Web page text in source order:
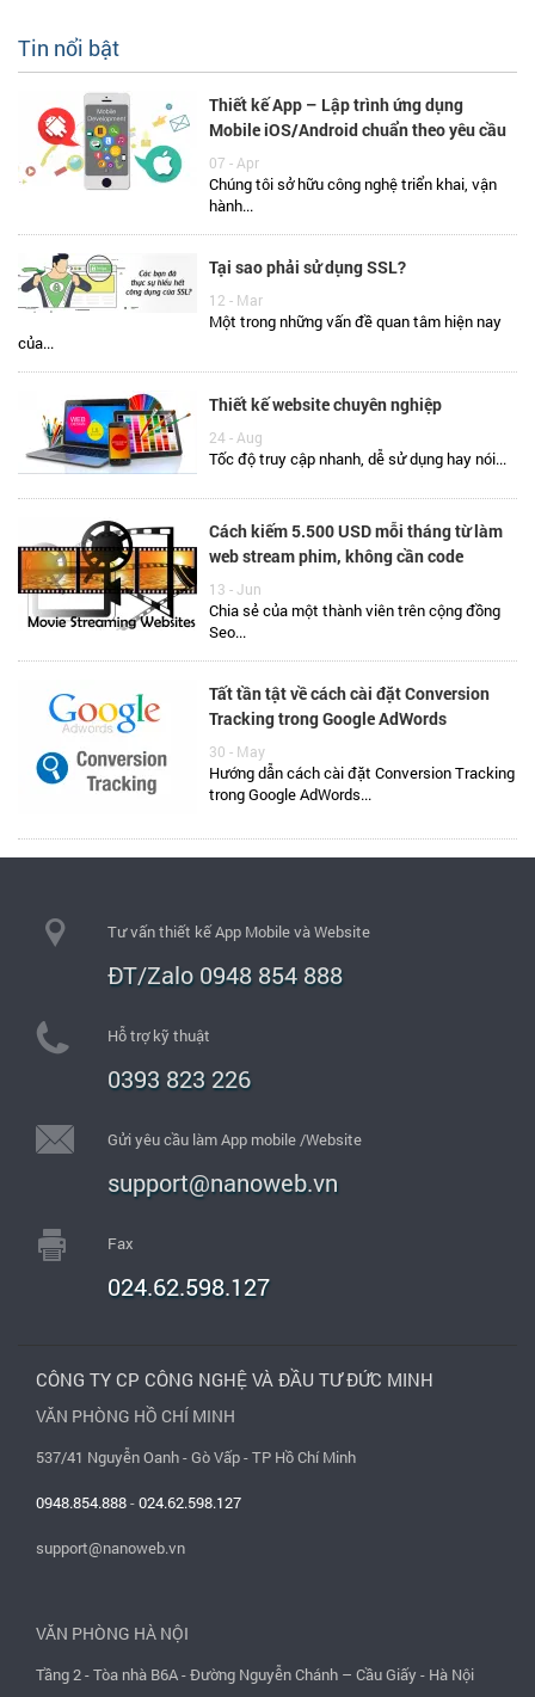
Tin nổi bật
Thiết kế App – Lập trình ứng dụng
Mobile iOS/Android chuẩn theo yêu cầu
07 - Apr
Chúng tôi sở hữu công nghệ triển khai, vận
hành...
Tại sao phải sử dụng SSL?
12 - Mar
Một trong những vấn đề quan tâm hiện nay
của...
Thiết kế website chuyên nghiệp
24 - Aug
Tốc độ truy cập nhanh, dễ sử dụng hay nói...
Cách kiếm 5.500 USD mỗi tháng từ làm
web stream phim, không cần code
13 - Jun
Chia sẻ của một thành viên trên cộng đồng
Seo...
Tất tần tật về cách cài đặt Conversion
Tracking trong Google AdWords
30 - May
Hướng dẫn cách cài đặt Conversion Tracking
trong Google AdWords...
Tư vấn thiết kế App Mobile và Website
ĐT/Zalo 0948 854 888
Hỗ trợ kỹ thuật
0393 823 226
Gửi yêu cầu làm App mobile /Website
support@nanoweb.vn
Fax
024.62.598.127
CÔNG TY CP CÔNG NGHỆ VÀ ĐẦU TƯ ĐỨC MINH
VĂN PHÒNG HỒ CHÍ MINH
537/41 Nguyễn Oanh - Gò Vấp - TP Hồ Chí Minh
0948.854.888-024.62.598.127
support@nanoweb.vn
VĂN PHÒNG HÀ NỘI
Tầng 2 - Tòa nhà B6A - Đường Nguyễn Chánh – Cầu Giấy - Hà Nội